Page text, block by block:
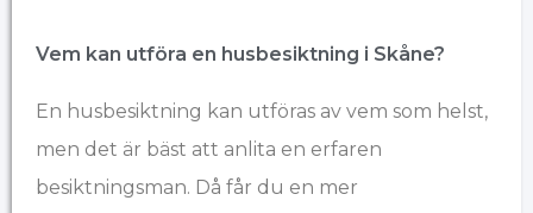
Vem kan utföra en husbesiktning i Skåne?
En husbesiktning kan utföras av vem som helst,
men det är bäst att anlita en erfaren
besiktningsman. Då får du en mer